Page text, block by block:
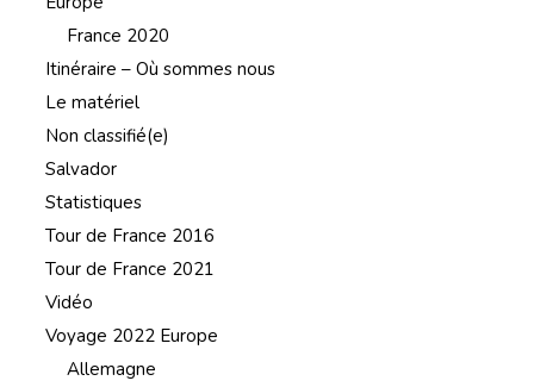
France 2020
Itinéraire – Où sommes nous
Le matériel
Non classifié(e)
Salvador
Statistiques
Tour de France 2016
Tour de France 2021
Vidéo
Voyage 2022 Europe
Allemagne